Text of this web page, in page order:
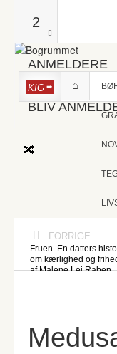
2
ANMELDERE
BLIV
KIG
FORRIGE
Fruen. En datters
om kærlighed og
af Malene Lei Raben